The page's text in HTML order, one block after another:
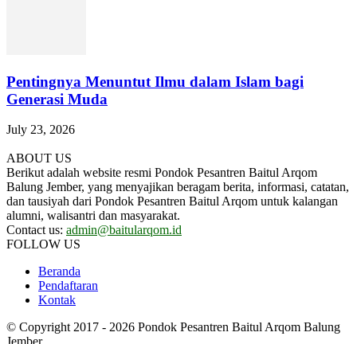
Pentingnya Menuntut Ilmu dalam Islam bagi
Generasi Muda
July 23, 2026
ABOUT US
Berikut adalah website resmi Pondok Pesantren Baitul Arqom
Balung Jember, yang menyajikan beragam berita, informasi, catatan,
dan tausiyah dari Pondok Pesantren Baitul Arqom untuk kalangan
alumni, walisantri dan masyarakat.
Contact us: admin@baitularqom.id
FOLLOW US
Beranda
Pendaftaran
Kontak
© Copyright 2017 - 2026 Pondok Pesantren Baitul Arqom Balung